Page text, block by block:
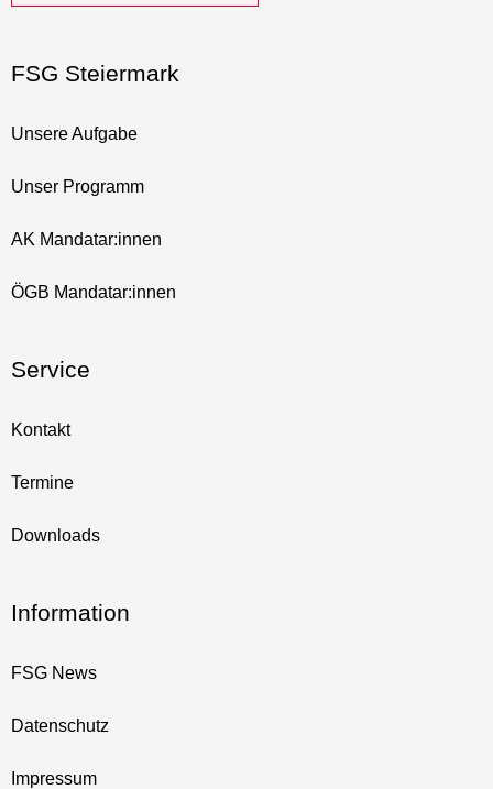
FSG Steiermark
Unsere Aufgabe
Unser Programm
AK Mandatar:innen
ÖGB Mandatar:innen
Service
Kontakt
Termine
Downloads
Information
FSG News
Datenschutz
Impressum